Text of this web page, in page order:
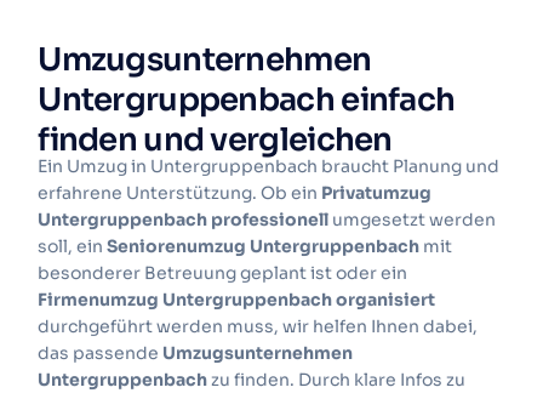
Umzugsunternehmen
Untergruppenbach einfach
finden und vergleichen
Ein Umzug in Untergruppenbach braucht Planung und
erfahrene Unterstützung. Ob ein Privatumzug
Untergruppenbach professionell umgesetzt werden
soll, einSeniorenumzug Untergruppenbach mit
besonderer Betreuung geplant ist oder ein
Firmenumzug Untergruppenbach organisiert
durchgeführt werden muss, wir helfen Ihnen dabei,
das passende Umzugsunternehmen
Untergruppenbachzu finden. Durch klare Infos zu